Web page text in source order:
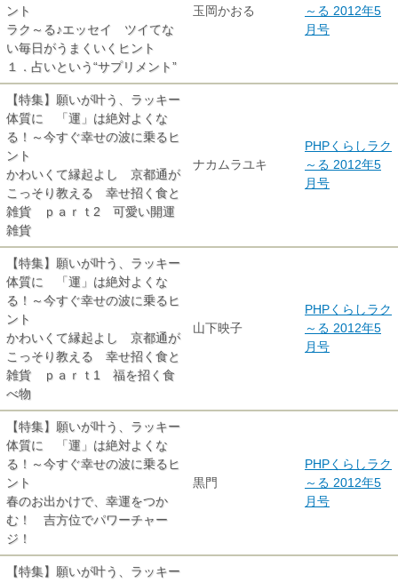
ント
ラク～る♪エッセイ ツイてな
い毎日がうまくいくヒント
１．占いという“サプリメント”
玉岡かおる
～る 2012年5
月号
【特集】願いが叶う、ラッキー
体質に 「運」は絶対よくな
る！～今すぐ幸せの波に乗るヒ
ント
かわいくて縁起よし 京都通が
こっそり教える 幸せ招く食と
雑貨 ｐａｒｔ2 可愛い開運
雑貨
ナカムラユキ
PHPくらしラク
～る 2012年5
月号
【特集】願いが叶う、ラッキー
体質に 「運」は絶対よくな
る！～今すぐ幸せの波に乗るヒ
ント
かわいくて縁起よし 京都通が
こっそり教える 幸せ招く食と
雑貨 ｐａｒｔ1 福を招く食
べ物
山下映子
PHPくらしラク
～る 2012年5
月号
【特集】願いが叶う、ラッキー
体質に 「運」は絶対よくな
る！～今すぐ幸せの波に乗るヒ
ント
春のお出かけで、幸運をつか
む！ 吉方位でパワーチャー
ジ！
黒門
PHPくらしラク
～る 2012年5
月号
【特集】願いが叶う、ラッキー